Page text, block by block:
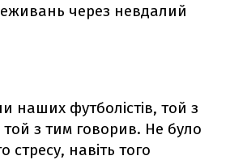
через невдалий
наших футболістів, той з
той з тим говорив. Не було
стресу, навіть того